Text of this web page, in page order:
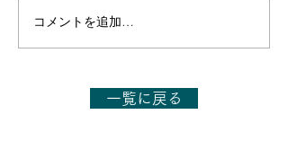
【出演のお知らせ】日本
テレビ「1億人の大質問!?
日(土)19:56～21:54
コメントを追加…
一覧に戻る